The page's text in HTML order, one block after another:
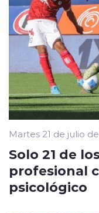
Martes 21 de julio
Solo 21 de
profesional
psicológico